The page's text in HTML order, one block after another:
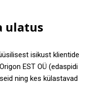
ulatus
isikust klientide
EST OÜ (edaspidi
ning kes külastavad